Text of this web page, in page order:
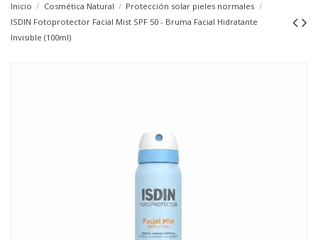
Inicio Cosmética Natural
Protección solar pieles normales
ISDIN Fotoprotector Facial Mist SPF 50 - Bruma Facial Hidratante
Invisible (100ml)